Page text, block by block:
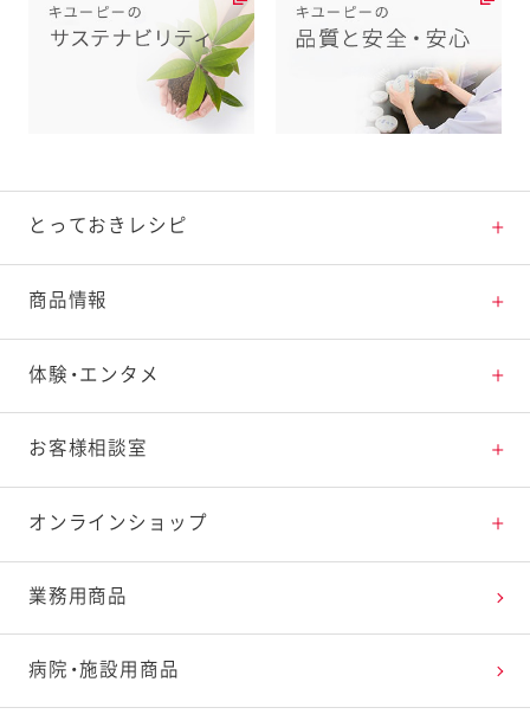
とっておきレシピ
とっておきレシピトップ
素材の知識
料理の基本
特集レシピ
レシピランキング
レシピ動画
商品情報
商品情報トップ
新商品・リニューアル品一覧
販売終了商品一覧
体験・エンタメ
体験・エンタメトップ
マヨテラス（見学施設）
オープンキッチン（工場見学）
深谷テラス ヤサイな仲間たちファーム
お客様相談室
お客様相談室トップ
よくお寄せいただくご質問
お客様の声を活かしました
オンラインショップ
Qummy
キユーピーウエルネス
業務用商品
病院・施設用商品